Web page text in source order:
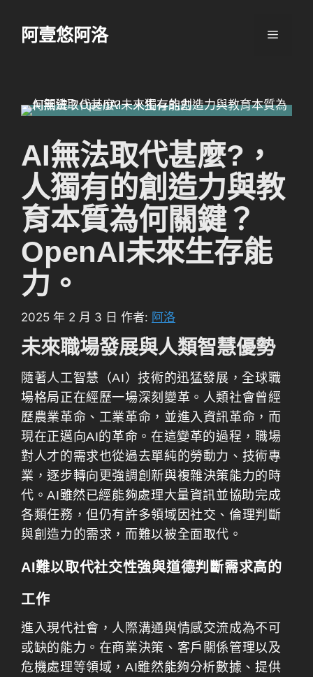
阿壹悠阿洛 選
AI無法取代甚麼?，
人獨有的創造力與教
育本質為何關鍵？
OpenAI未來生存能
力。
2025 年 2 月 3 日 作者: 阿洛
未來職場發展與人類智慧優勢
隨著人工智慧（AI）技術的迅猛發展，全球職
場格局正在經歷一場深刻變革。人類社會曾經
歷農業革命、工業革命，並進入資訊革命，而
現在正邁向AI的革命。在這變革的過程，職場
對人才的需求也從過去單純的勞動力、技術專
業，逐步轉向更強調創新與複雜決策能力的時
代。AI雖然已經能夠處理大量資訊並協助完成
各類任務，但仍有許多領域因社交、倫理判斷
與創造力的需求，而難以被全面取代。
AI難以取代社交性強與道德判斷需求高的
工作
進入現代社會，人際溝通與情感交流成為不可
或缺的能力。在商業決策、客戶關係管理以及
危機處理等領域，AI雖然能夠分析數據、提供